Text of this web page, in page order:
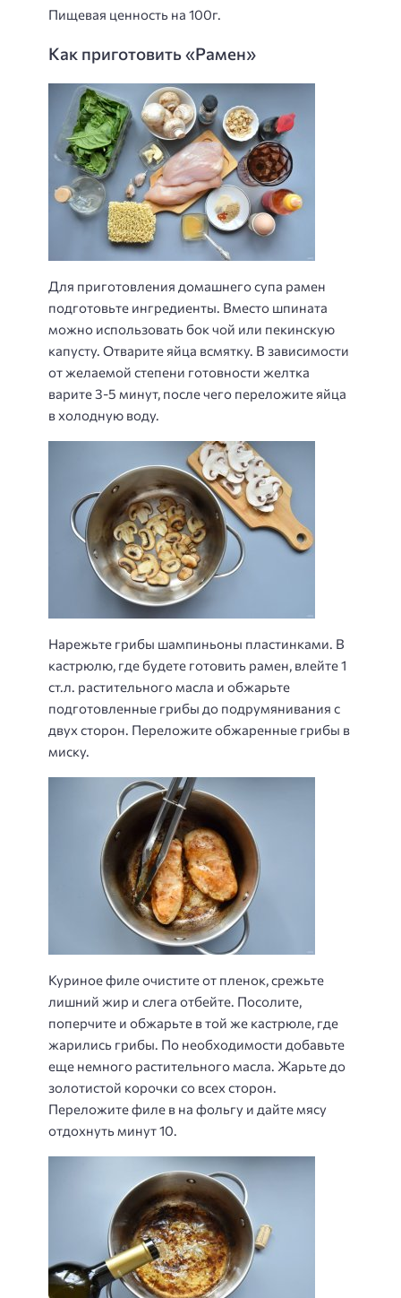
Пищевая ценность на 100г.
Как приготовить «Рамен»
Для приготовления домашнего супа рамен
подготовьте ингредиенты. Вместо шпината
можно использовать бок чой или пекинскую
капусту. Отварите яйца всмятку. В зависимости
от желаемой степени готовности желтка
варите 3-5 минут, после чего переложите яйца
в холодную воду.
Нарежьте грибы шампиньоны пластинками. В
кастрюлю, где будете готовить рамен, влейте 1
ст.л. растительного масла и обжарьте
подготовленные грибы до подрумянивания с
двух сторон. Переложите обжаренные грибы в
миску.
Куриное филе очистите от пленок, срежьте
лишний жир и слега отбейте. Посолите,
поперчите и обжарьте в той же кастрюле, где
жарились грибы. По необходимости добавьте
еще немного растительного масла. Жарьте до
золотистой корочки со всех сторон.
Переложите филе в на фольгу и дайте мясу
отдохнуть минут 10.